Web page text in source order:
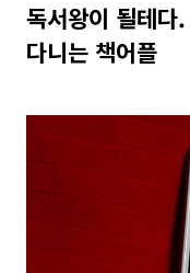
독서왕이 될테다
다니는 책어플